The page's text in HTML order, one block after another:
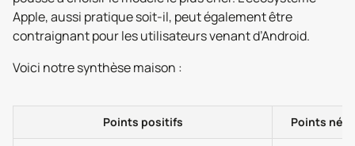
Apple, aussi pratique soit-il, peut également être
contraignant pour les utilisateurs venant d’Android.
Voici notre synthèse maison :
Points positifs Points